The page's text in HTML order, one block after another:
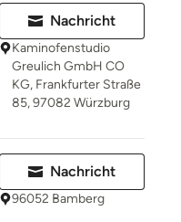
Nachricht
Kaminofenstudio
Greulich GmbH CO
KG, Frankfurter Straße
85, 97082 Würzburg
Nachricht
96052 Bamberg